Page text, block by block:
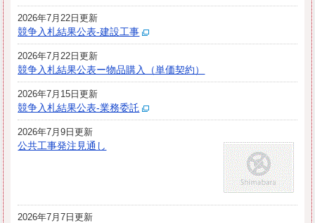
2026年7月22日更新
競争入札結果公表-建設工事
2026年7月22日更新
競争入札結果公表ー物品購入（単価契約）
2026年7月15日更新
競争入札結果公表-業務委託
2026年7月9日更新
公共工事発注見通し
2026年7月7日更新